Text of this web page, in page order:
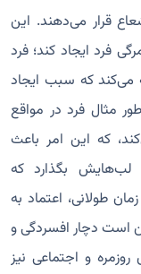
قرار می‌دهند. این
فرد ایجاد ‌کند؛ فرد
می‌کند که سبب ایجاد
مثال فرد در مواقع
که این امر باعث
بگذارد که
طولانی، اعتماد به
است دچار افسردگی و
و اجتماعی نیز